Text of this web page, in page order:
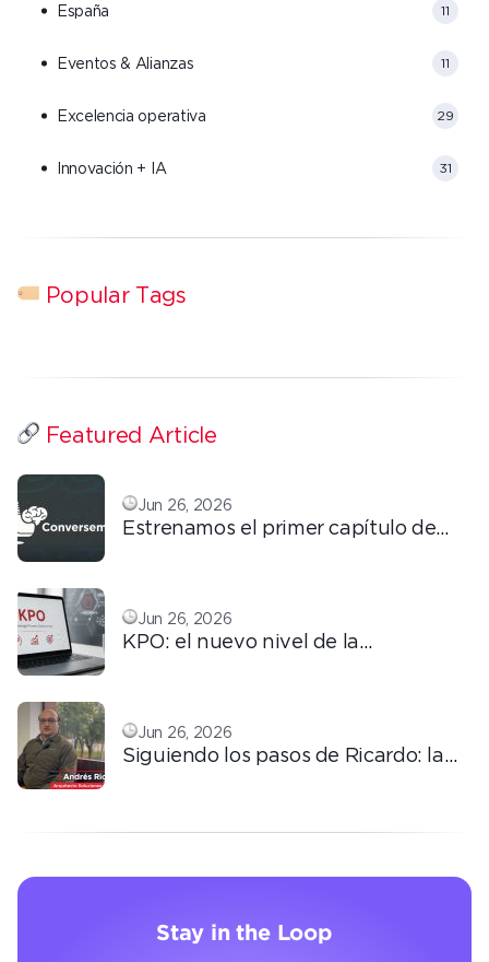
España 11
Eventos & Alianzas 11
Excelencia operativa 29
Innovación + IA 31
Popular Tags
Featured Article
Jun 26, 2026
Estrenamos el primer capítulo de
Jun 26, 2026
KPO: el nuevo nivel de la
Jun 26, 2026
Siguiendo los pasos de Ricardo: la
Stay in the Loop